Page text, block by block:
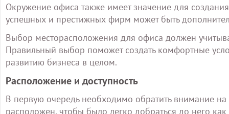
Окружение офиса также имеет значение для
успешных и престижных фирм может быть
Выбор месторасположения для офиса должен
Правильный выбор поможет создать комфортные
развитию бизнеса в целом.
Расположение и доступность
В первую очередь необходимо обратить внимание
расположен, чтобы было легко добраться до него